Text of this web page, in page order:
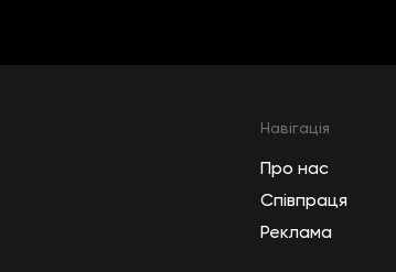
Навігація
Про нас
Співпраця
Реклама